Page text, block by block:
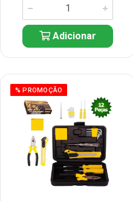
Adicionar
% PROMOÇÃO